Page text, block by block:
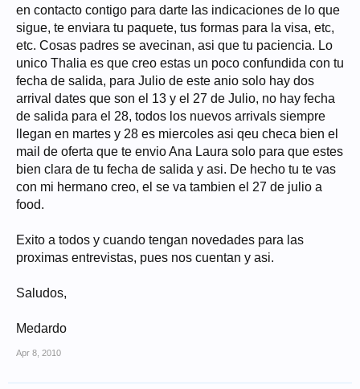
en contacto contigo para darte las indicaciones de lo que
sigue, te enviara tu paquete, tus formas para la visa, etc,
etc. Cosas padres se avecinan, asi que tu paciencia. Lo
unico Thalia es que creo estas un poco confundida con tu
fecha de salida, para Julio de este anio solo hay dos
arrival dates que son el 13 y el 27 de Julio, no hay fecha
de salida para el 28, todos los nuevos arrivals siempre
llegan en martes y 28 es miercoles asi qeu checa bien el
mail de oferta que te envio Ana Laura solo para que estes
bien clara de tu fecha de salida y asi. De hecho tu te vas
con mi hermano creo, el se va tambien el 27 de julio a
food.
Exito a todos y cuando tengan novedades para las
proximas entrevistas, pues nos cuentan y asi.
Saludos,
Medardo
Apr 8, 2010